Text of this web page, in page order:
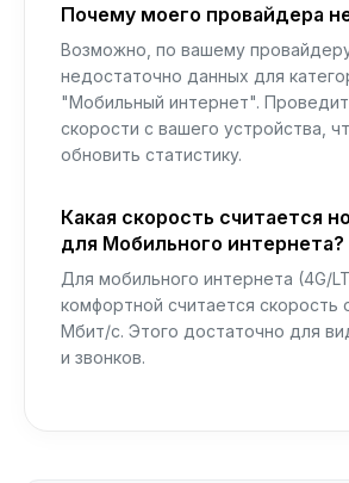
Почему моего провайдера
Возможно, по вашему
недостаточно данных для
"Мобильный интернет".
скорости с вашего устройства,
обновить статистику.
Какая скорость считается
для Мобильного интернета?
Для мобильного интернета (4G/
комфортной считается скорость
Мбит/с. Этого достаточно для
и звонков.